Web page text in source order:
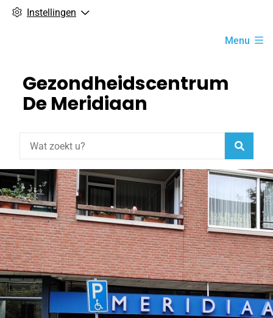
Instellingen
Menu
Gezondheidscentrum
De Meridiaan